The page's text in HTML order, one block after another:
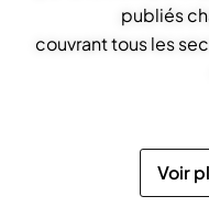
publiés
couvrant tous les
Voir